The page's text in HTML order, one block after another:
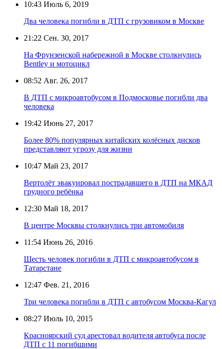
10:43 Июль 6, 2019
Два человека погибли в ДТП с грузовиком в Москве
21:22 Сен. 30, 2017
На Фрунзенской набережной в Москве столкнулись
Bentley и мотоцикл
08:52 Авг. 26, 2017
В ДТП с микроавтобусом в Подмосковье погибли два
человека
19:42 Июнь 27, 2017
Более 80% популярных китайских колёсных дисков
представляют угрозу для жизни
10:47 Май 23, 2017
Вертолёт эвакуировал пострадавшего в ДТП на МКАД
грудного ребёнка
12:30 Май 18, 2017
В центре Москвы столкнулись три автомобиля
11:54 Июнь 26, 2016
Шесть человек погибли в ДТП с микроавтобусом в
Татарстане
12:47 Фев. 21, 2016
Три человека погибли в ДТП с автобусом Москва-Кагул
08:27 Июль 10, 2015
Красноярский суд арестовал водителя автобуса после
ДТП с 11 погибшими